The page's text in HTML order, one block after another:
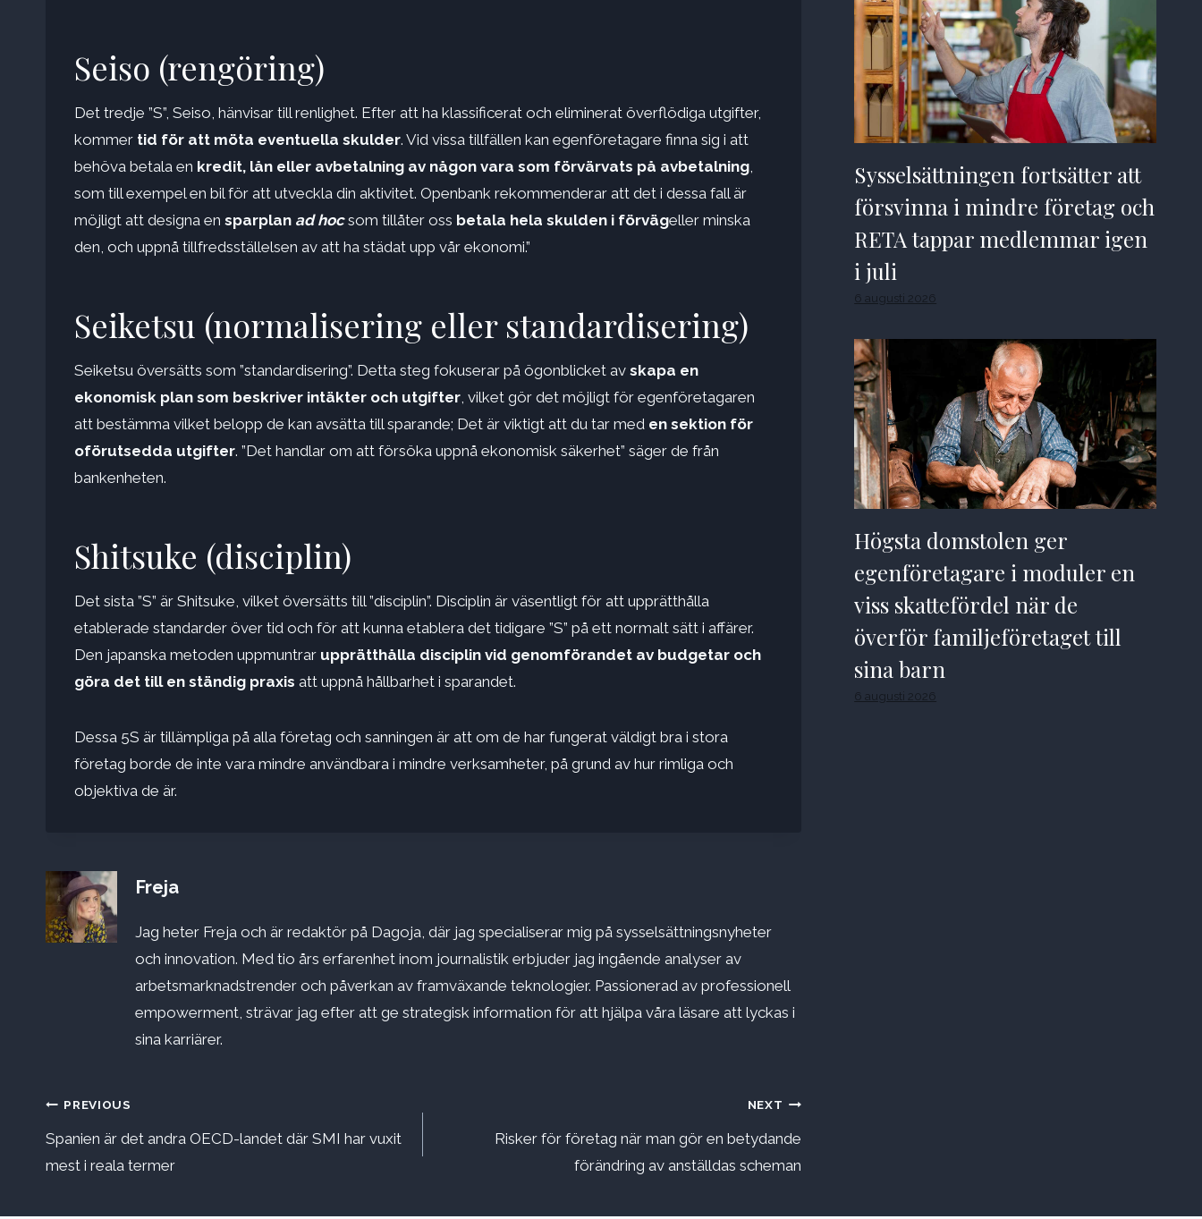
Seiso (rengöring)
Det tredje ”S”, Seiso, hänvisar till renlighet. Efter att ha klassificerat och eliminerat överflödiga utgifter,
kommer tid för att möta eventuella skulder. Vid vissa tillfällen kan egenföretagare finna sig i att
behöva betala en kredit, lån eller avbetalning av någon vara som förvärvats på avbetalning,
som till exempel en bil för att utveckla din aktivitet. Openbank rekommenderar att det i dessa fall är
möjligt att designa en sparplan ad hocsom tillåter oss betala hela skulden i förvägeller minska
den, och uppnå tillfredsställelsen av att ha städat upp vår ekonomi.”
Seiketsu (normalisering eller standardisering)
Seiketsu översätts som ”standardisering”. Detta steg fokuserar på ögonblicket av skapa en
ekonomisk plan som beskriver intäkter och utgifter, vilket gör det möjligt för egenföretagaren
att bestämma vilket belopp de kan avsätta till sparande; Det är viktigt att du tar med en sektion för
oförutsedda utgifter. ”Det handlar om att försöka uppnå ekonomisk säkerhet” säger de från
bankenheten.
Shitsuke (disciplin)
Det sista ”S” är Shitsuke, vilket översätts till ”disciplin”. Disciplin är väsentligt för att upprätthålla
etablerade standarder över tid och för att kunna etablera det tidigare ”S” på ett normalt sätt i affärer.
Den japanska metoden uppmuntrar upprätthålla disciplin vid genomförandet av budgetar och
göra det till en ständig praxis att uppnå hållbarhet i sparandet.
Dessa 5S är tillämpliga på alla företag och sanningen är att om de har fungerat väldigt bra i stora
företag borde de inte vara mindre användbara i mindre verksamheter, på grund av hur rimliga och
objektiva de är.
Freja
Jag heter Freja och är redaktör på Dagoja, där jag specialiserar mig på sysselsättningsnyheter
och innovation. Med tio års erfarenhet inom journalistik erbjuder jag ingående analyser av
arbetsmarknadstrender och påverkan av framväxande teknologier. Passionerad av professionell
empowerment, strävar jag efter att ge strategisk information för att hjälpa våra läsare att lyckas i
sina karriärer.
Inläggsnavigering
PREVIOUS
Spanien är det andra OECD-landet där SMI har vuxit
mest i reala termer
NEXT
Risker för företag när man gör en betydande
förändring av anställdas scheman
Sysselsättningen fortsätter att
försvinna i mindre företag och
RETA tappar medlemmar igen
i juli
6 augusti 2026
Högsta domstolen ger
egenföretagare i moduler en
viss skattefördel när de
överför familjeföretaget till
sina barn
6 augusti 2026